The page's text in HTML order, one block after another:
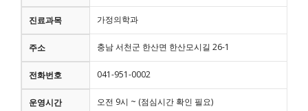
진료과목 가정의학과
주소 충남 서천군 한산면 한산모시길 26-1
전화번호 041-951-0002
운영시간 오전 9시 ~ (점심시간 확인 필요)